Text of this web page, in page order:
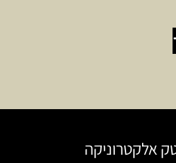
אלקטרוניקה